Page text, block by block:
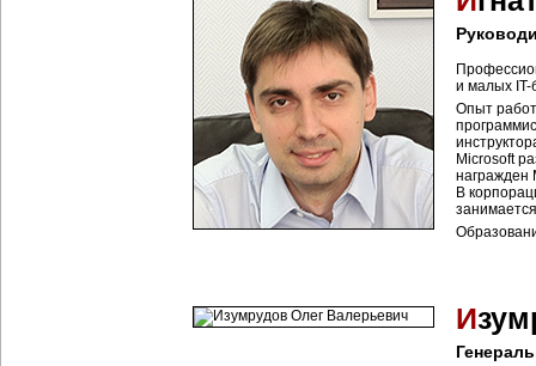
и малых IT-
Опыт
Microsoft
награжден
В
И